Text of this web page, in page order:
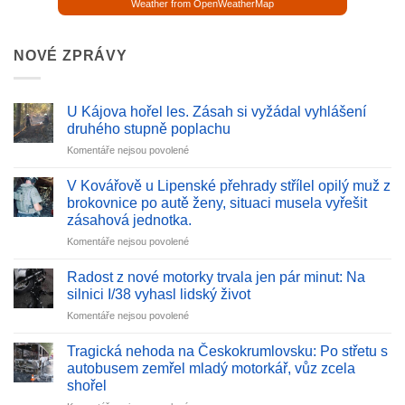
Weather from OpenWeatherMap
NOVÉ ZPRÁVY
U Kájova hořel les. Zásah si vyžádal vyhlášení
druhého stupně poplachu
Komentáře nejsou povolenéu
názvem
U
Kájova
hořel
Zásah
si
vyžádal
vyhlášení
stupně
poplachu
V Kovářově u Lipenské přehrady střílel opilý muž z
brokovnice po autě ženy, situaci musela vyřešit
zásahová jednotka.
Komentáře nejsou povolenéu
názvem
V
Kovářově
Lipenské
přehrady
Radost z nové motorky trvala jen pár minut: Na
silnici I/38 vyhasl lidský život
Komentáře nejsou povolenéu
názvem
Radost
Tragická nehoda na Českokrumlovsku: Po střetu s
autobusem zemřel mladý motorkář, vůz zcela
shořel